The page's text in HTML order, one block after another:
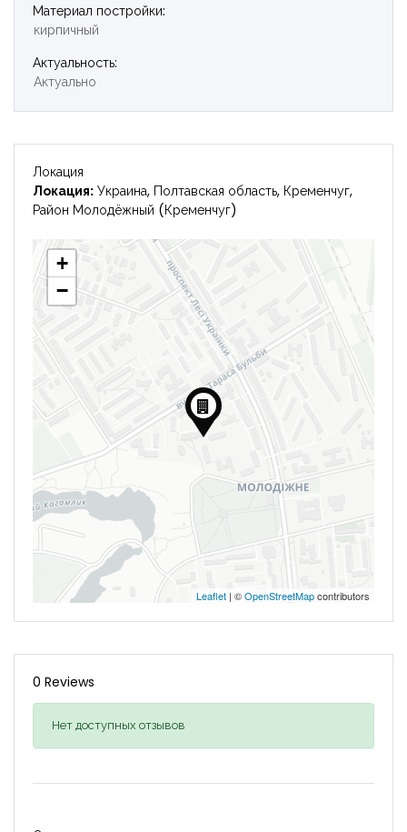
Материал постройки:
кирпичный
Актуальность:
Актуально
Локация
Локация: Украина, Полтавская область, Кременчуг,
Район Молодёжный (Кременчуг)
+
−
Leaflet | ©OpenStreetMapcontributors
0 Reviews
Нет доступных отзывов